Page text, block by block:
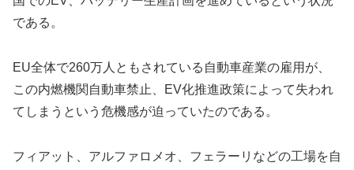
である。
EU全体で260万人ともされている自動車産業の雇用が、
この内燃機関自動車禁止、EV化推進政策によって失われ
てしまうという危機感が迫っていたのである。
フィアット、アルファロメオ、フェラーリなどの工場を自